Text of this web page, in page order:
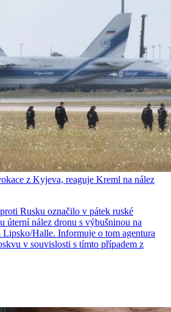
z Kyjeva, reaguje Kreml na nález
Rusku označilo v pátek ruské
úterní nález dronu s výbušninou na
Halle. Informuje o tom agentura
v souvislosti s tímto případem z